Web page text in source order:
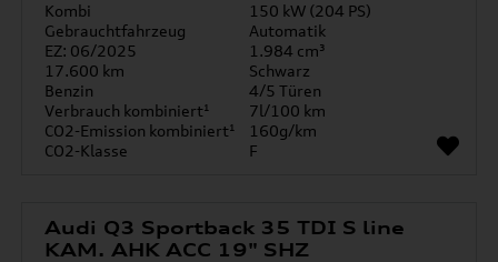
Kombi
150 kW (204 PS)
Gebrauchtfahrzeug
Automatik
EZ: 06/2025
1.984 cm³
17.600 km
Schwarz
Benzin
4/5 Türen
Verbrauch kombiniert¹
7l/100 km
CO2-Emission kombiniert¹
160g/km
CO2-Klasse
F
Audi Q3 Sportback 35 TDI S line
KAM. AHK ACC 19" SHZ